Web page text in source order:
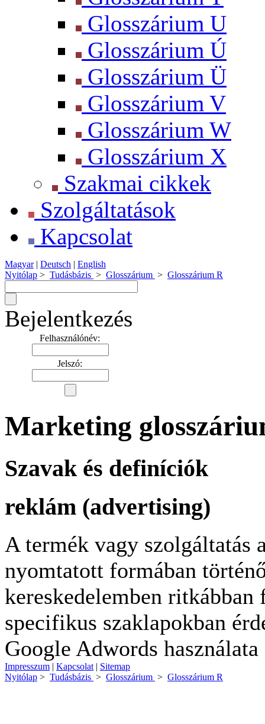
Glosszárium U
Glosszárium Ú
Glosszárium Ü
Glosszárium V
Glosszárium W
Glosszárium X
Szakmai cikkek
Szolgáltatások
Kapcsolat
Magyar| Deutsch | English
Nyitólap > Tudásbázis > Glosszárium > Glosszárium R
Bejelentkezés
Felhasználónév:
Jelszó:
Marketing
Szavak és definíciók
reklám (advertising)
A termék vagy
nyomtatott formában
kereskedelemben
specifikus szaklapokban
Google Adwords
Impresszum | Kapcsolat | Sitemap
Nyitólap > Tudásbázis > Glosszárium > Glosszárium R